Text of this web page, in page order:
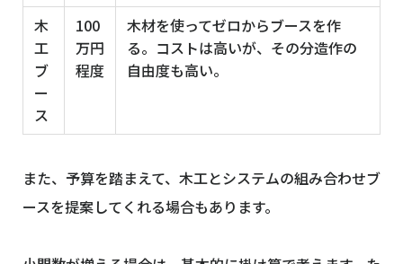
木
工
ブ
ー
ス
100
万円
程度
木材を使ってゼロからブースを作
る。コストは高いが、その分造作の
自由度も高い。
また、予算を踏まえて、木工とシステムの組み合わせブ
ースを提案してくれる場合もあります。